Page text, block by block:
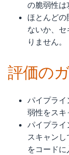
の脆弱性は
ほとんど
ないか、
りません。
評価の
パイプライ
弱性をスキ
パイプラ
スキャン
をコード